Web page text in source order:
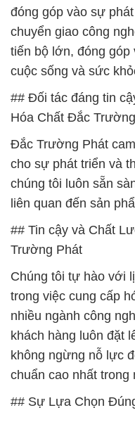
đóng góp vào sự
chuyển giao công
tiến bộ lớn, đóng
cuộc sống và sức
## Đối tác đáng tin
Hóa Chất Đắc
Đắc Trường Phát
cho sự phát triển và
chúng tôi luôn sẵn
liên quan đến sản
## Tin cậy và Chất
Trường Phát
Chúng tôi tự hào với
trong việc cung cấp
nhiều ngành công
khách hàng luôn đặt
không ngừng nỗ lực
chuẩn cao nhất trong
## Sự Lựa Chọn